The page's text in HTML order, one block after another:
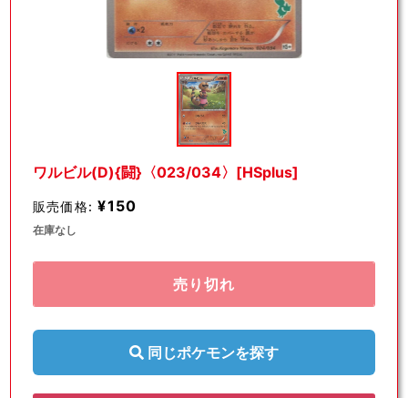
(1)
を
く
ワルビル(D){闘}〈023/034〉[HSplus]
販売価格: ¥150
在庫なし
売り切れ
同じポケモンを探す